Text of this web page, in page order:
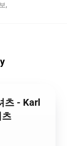
,
츠 - Karl